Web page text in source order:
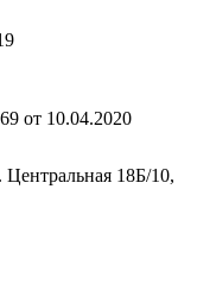
от 10.04.2020
18Б/10,